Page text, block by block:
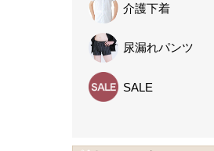
介護下着
尿漏れパンツ
SALE